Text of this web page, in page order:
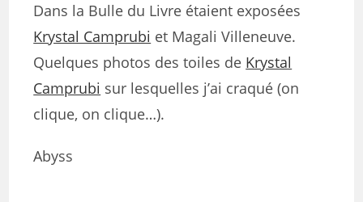
Dans la Bulle du Livre étaient exposées
Krystal Camprubi et Magali Villeneuve.
Quelques photos des toiles de Krystal
Camprubi sur lesquelles j’ai craqué (on
clique, on clique…).
Abyss